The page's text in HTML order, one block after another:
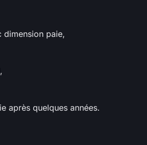
dimension paie,
après quelques années.